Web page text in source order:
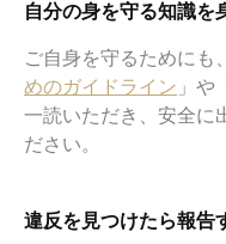
自分の身を守る知識を
ご自身を守るためにも
めのガイドライン 」や「
一読いただき、安全に
ださい。
違反を見つけたら報告